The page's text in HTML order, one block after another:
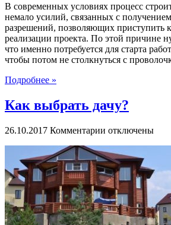
В современных условиях процесс
немало усилий, связанных с
разрешений, позволяющих приступить
реализации проекта. По этой причине
что именно потребуется для старта
чтобы потом не столкнуться с
Подробнее »
Как выбрать дачу?
26.10.2017 Комментарии к
Как
выбрать
дачу?
отключены